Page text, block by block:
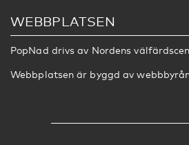
WEBBPLATSEN
PopNad drivs av Nordens
Webbplatsen är byggd av